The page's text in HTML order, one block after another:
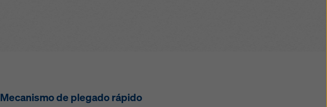
Mecanismo de plegado rápido